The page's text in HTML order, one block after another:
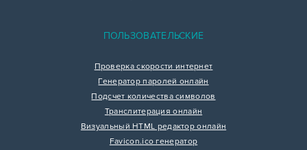
ПОЛЬЗОВАТЕЛЬСКИЕ
Проверка скорости интернет
Генератор паролей онлайн
Подсчет количества символов
Транслитерация онлайн
Визуальный HTML редактор онлайн
Favicon.ico генератор